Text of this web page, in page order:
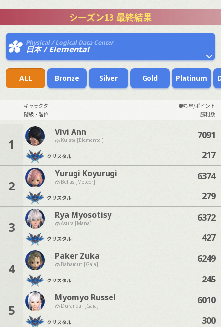
シーズン13 最終結果
Physical / Logical Data Center
日本 / Elemental
ALL Bronze Silver Gold Platinum
キャラクター
勝ち星/ポイント
階級・階位
勝利数
1
Vivi Ann
Kujata [Elemental]
クリスタル
7091
217
2
Yurugi Koyurugi
Belias [Meteor]
クリスタル
6374
279
3
Rya Myosotisy
Asura [Mana]
クリスタル
6372
427
4
Paker Zuka
Bahamut [Gaia]
クリスタル
6249
245
5
Myomyo Russel
Durandal [Gaia]
クリスタル
6010
300